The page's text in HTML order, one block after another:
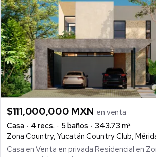
$111,000,000 MXN en venta
Casa
4 recs. 5 baños
343.73 m²
Zona Country, Yucatán Country Club,
Casa en Venta en privada Residencial en